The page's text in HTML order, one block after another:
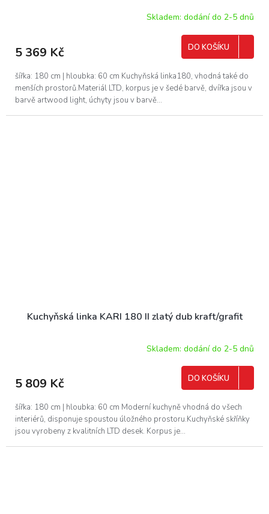
Skladem: dodání do 2-5 dnů
5 369 Kč DO KOŠÍKU
šířka: 180 cm | hloubka: 60 cm Kuchyňská linka180, vhodná také do
menších prostorů.Materiál LTD, korpus je v šedé barvě, dvířka jsou v
barvě artwood light, úchyty jsou v barvě...
Kuchyňská linka KARI 180 II zlatý dub kraft/grafit
Skladem: dodání do 2-5 dnů
5 809 Kč DO KOŠÍKU
šířka: 180 cm | hloubka: 60 cm Moderní kuchyně vhodná do všech
interiérů, disponuje spoustou úložného prostoru.Kuchyňské skříňky
jsou vyrobeny z kvalitních LTD desek. Korpus je...